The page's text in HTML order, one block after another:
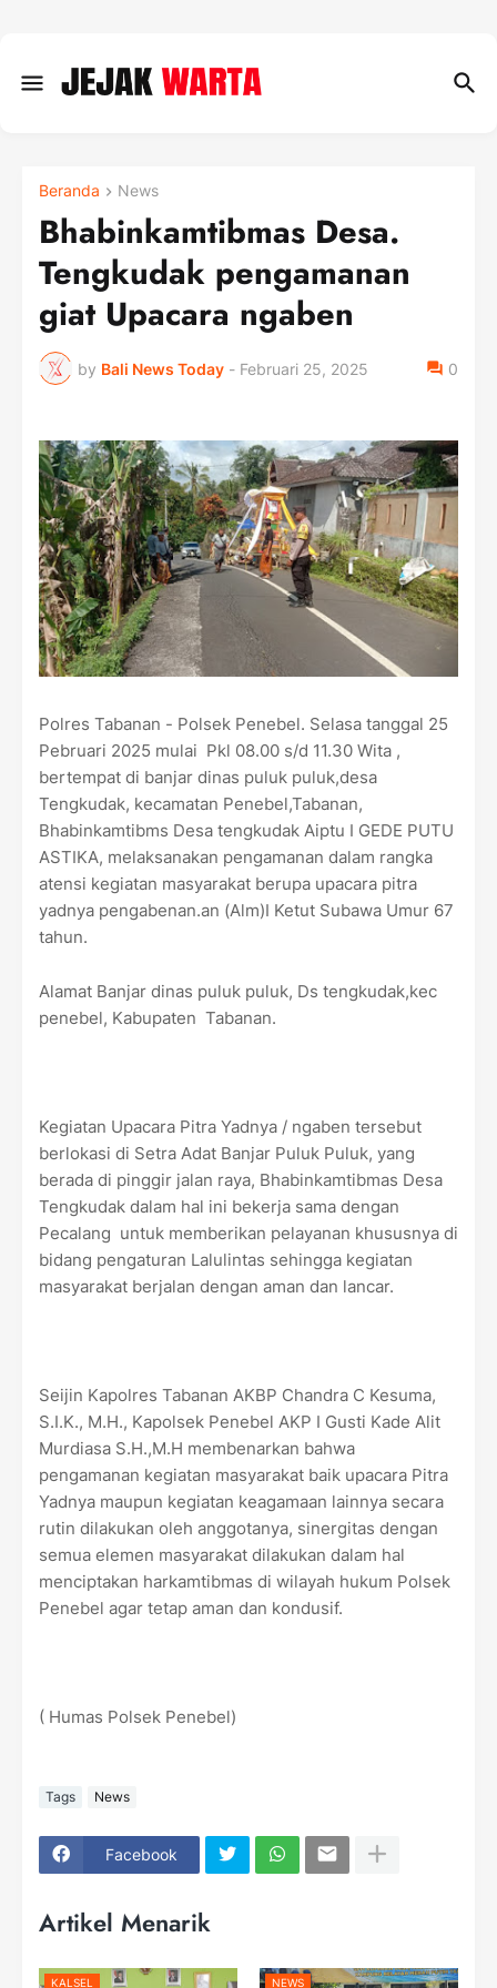
Beranda News
Bhabinkamtibmas Desa.
Tengkudak pengamanan
giat Upacara ngaben
by Bali News Today - Februari 25, 2025 0
Polres Tabanan - Polsek Penebel. Selasa tanggal 25
Pebruari 2025 mulai Pkl 08.00 s/d 11.30 Wita ,
bertempat di banjar dinas puluk puluk,desa
Tengkudak, kecamatan Penebel,Tabanan,
Bhabinkamtibms Desa tengkudak Aiptu I GEDE PUTU
ASTIKA, melaksanakan pengamanan dalam rangka
atensi kegiatan masyarakat berupa upacara pitra
yadnya pengabenan.an (Alm)I Ketut Subawa Umur 67
tahun.
Alamat Banjar dinas puluk puluk, Ds tengkudak,kec
penebel, Kabupaten Tabanan.
Kegiatan Upacara Pitra Yadnya / ngaben tersebut
berlokasi di Setra Adat Banjar Puluk Puluk, yang
berada di pinggir jalan raya, Bhabinkamtibmas Desa
Tengkudak dalam hal ini bekerja sama dengan
Pecalang untuk memberikan pelayanan khususnya di
bidang pengaturan Lalulintas sehingga kegiatan
masyarakat berjalan dengan aman dan lancar.
Seijin Kapolres Tabanan AKBP Chandra C Kesuma,
S.I.K., M.H., Kapolsek Penebel AKP I Gusti Kade Alit
Murdiasa S.H.,M.H membenarkan bahwa
pengamanan kegiatan masyarakat baik upacara Pitra
Yadnya maupun kegiatan keagamaan lainnya secara
rutin dilakukan oleh anggotanya, sinergitas dengan
semua elemen masyarakat dilakukan dalam hal
menciptakan harkamtibmas di wilayah hukum Polsek
Penebel agar tetap aman dan kondusif.
( Humas Polsek Penebel)
Tags News
Facebook
Artikel Menarik
KALSEL NEWS